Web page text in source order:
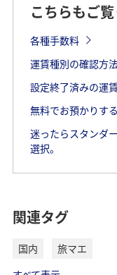
こちらもご
各種手数料
運賃種別の確認方
設定終了済みの運
無料でお預かりす
迷ったらスタンダ
選択。
関連タグ
国内
旅マエ